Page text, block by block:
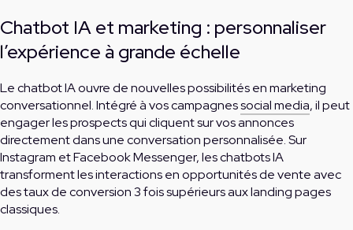
Chatbot IA et marketing : personnaliser
l’expérience à grande échelle
Le chatbot IA ouvre de nouvelles possibilités en marketing
conversationnel. Intégré à vos campagnessocial media, il peut
engager les prospects qui cliquent sur vos annonces
directement dans une conversation personnalisée. Sur
Instagram et Facebook Messenger, les chatbots IA
transforment les interactions en opportunités de vente avec
des taux de conversion 3 fois supérieurs aux landing pages
classiques.